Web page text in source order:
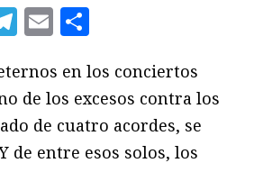
Telegram
Email
en los conciertos
de los excesos contra los
de cuatro acordes, se
de entre esos solos, los